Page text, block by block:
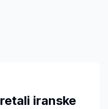
iranske